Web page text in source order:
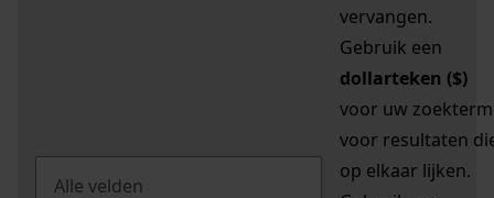
vervangen.
Gebruik een
dollarteken ($)
voor uw zoekterm
voor resultaten
op elkaar lijken.